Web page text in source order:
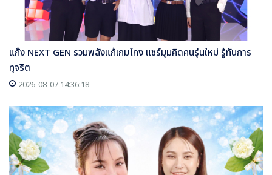
แก๊ง NEXT GEN รวมพลังแก้เกมโกง แชร์มุมคิดคนรุ่นใหม่ รู้ทันการ
ทุจริต
2026-08-07 14:36:18